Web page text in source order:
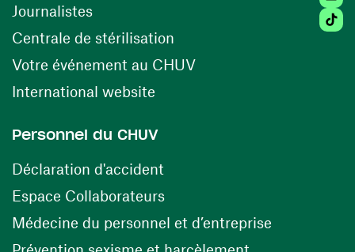
Journalistes
Centrale de stérilisation (ouvre une nouvelle
Votre événement au CHUV(ouvre une nouvelle
International website
Personnel du CHUV
Déclaration d'accident
Espace Collaborateurs(ouvre une nouvelle fenêtre)
Médecine du personnel et d’entreprise